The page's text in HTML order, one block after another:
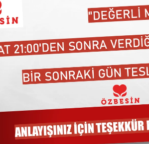
Fiyata Göre (Artan) Fiyata Göre (Azalan)